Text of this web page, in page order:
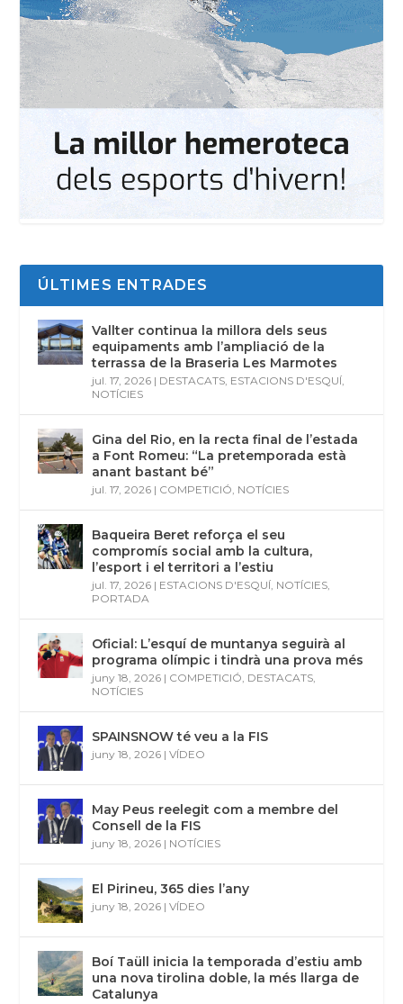
ÚLTIMES ENTRADES
Vallter continua la millora dels seus
equipaments amb l’ampliació de la
terrassa de la Braseria Les Marmotes
jul. 17, 2026 | DESTACATS, ESTACIONS D'ESQUÍ,
NOTÍCIES
Gina del Rio, en la recta final de l’estada
a Font Romeu: “La pretemporada està
anant bastant bé”
jul. 17, 2026 | COMPETICIÓ, NOTÍCIES
Baqueira Beret reforça el seu
compromís social amb la cultura,
l’esport i el territori a l’estiu
jul. 17, 2026 | ESTACIONS D'ESQUÍ, NOTÍCIES,
PORTADA
Oficial: L’esquí de muntanya seguirà al
programa olímpic i tindrà una prova més
juny 18, 2026 | COMPETICIÓ, DESTACATS,
NOTÍCIES
SPAINSNOW té veu a la FIS
juny 18, 2026 |VÍDEO
May Peus reelegit com a membre del
Consell de la FIS
juny 18, 2026 | NOTÍCIES
El Pirineu, 365 dies l’any
juny 18, 2026 |VÍDEO
Boí Taüll inicia la temporada d’estiu amb
una nova tirolina doble, la més llarga de
Catalunya